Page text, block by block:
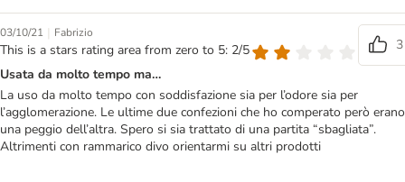
03/10/21 | Fabrizio
This is a stars rating area from zero to 5: 2/5
3
Usata da molto tempo ma…
La uso da molto tempo con soddisfazione sia per l’odore sia per
l’agglomerazione. Le ultime due confezioni che ho comperato però erano
una peggio dell’altra. Spero si sia trattato di una partita “sbagliata”.
Altrimenti con rammarico divo orientarmi su altri prodotti